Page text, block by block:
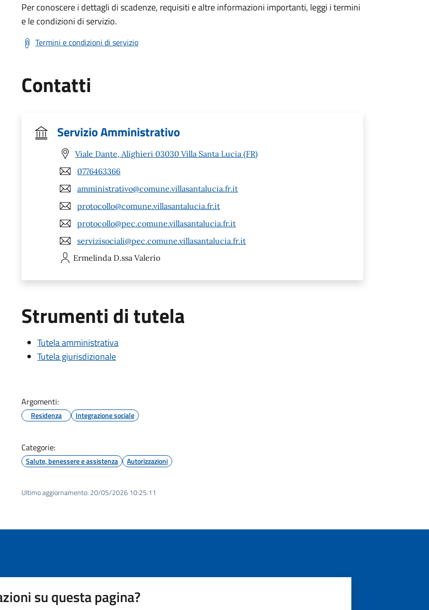
Per conoscere i dettagli di scadenze, requisiti e altre informazioni importanti, leggi i termini
e le condizioni di servizio.
Termini e condizioni di servizio
Contatti
Servizio Amministrativo
Viale Dante, Alighieri 03030 Villa Santa Lucia (FR)
0776463366
amministrativo@comune.villasantalucia.fr.it
protocollo@comune.villasantalucia.fr.it
protocollo@pec.comune.villasantalucia.fr.it
servizisociali@pec.comune.villasantalucia.fr.it
Ermelinda D.ssa Valerio
Strumenti di tutela
Tutela amministrativa
Tutela giurisdizionale
Argomenti:
Residenza Integrazione sociale
Categorie:
Salute, benessere e assistenza Autorizzazioni
Ultimo aggiornamento: 20/05/2026 10:25.11
su questa pagina?